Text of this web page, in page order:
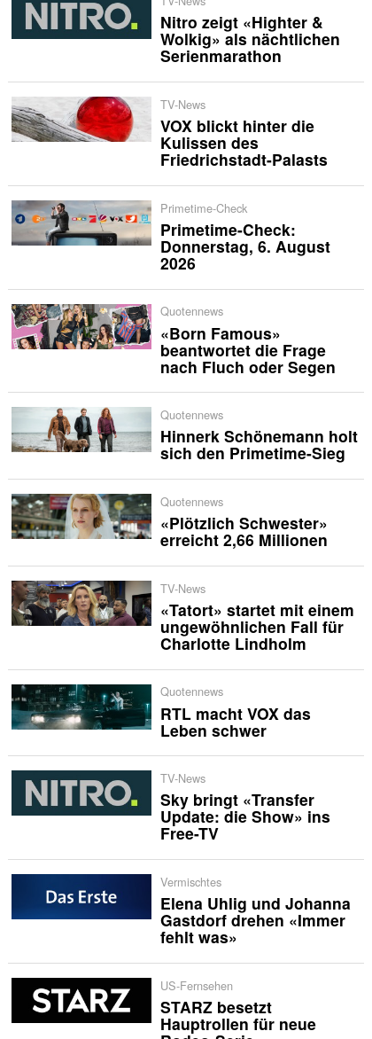
Nitro zeigt «Highter &
Wolkig» als nächtlichen
Serienmarathon
TV-News
VOX blickt hinter die
Kulissen des
Friedrichstadt-Palasts
Primetime-Check
Primetime-Check:
Donnerstag, 6. August
2026
Quotennews
«Born Famous»
beantwortet die Frage
nach Fluch oder Segen
Quotennews
Hinnerk Schönemann holt
sich den Primetime-Sieg
Quotennews
«Plötzlich Schwester»
erreicht 2,66 Millionen
TV-News
«Tatort» startet mit einem
ungewöhnlichen Fall für
Charlotte Lindholm
Quotennews
RTL macht VOX das
Leben schwer
TV-News
Sky bringt «Transfer
Update: die Show» ins
Free-TV
Vermischtes
Elena Uhlig und Johanna
Gastdorf drehen «Immer
fehlt was»
US-Fernsehen
STARZ besetzt
Hauptrollen für neue